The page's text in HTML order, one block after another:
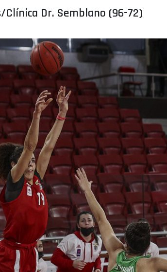
Dr. Semblano (96-72)